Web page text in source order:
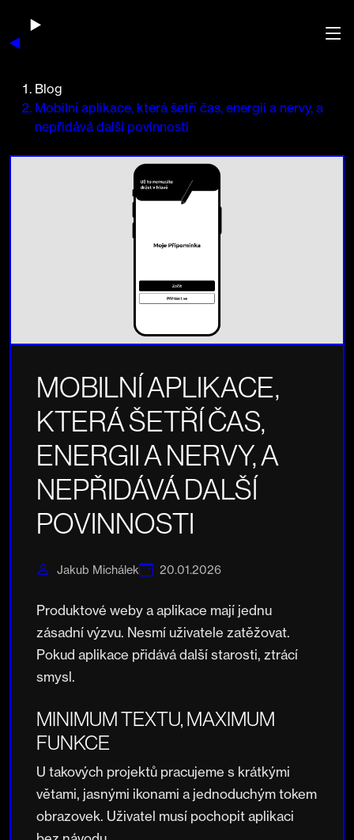
Blog
Mobilní aplikace, která šetří čas, energii a nervy, a
nepřidává další povinnosti
MOBILNÍ APLIKACE,
KTERÁ ŠETŘÍ ČAS,
ENERGII A NERVY, A
NEPŘIDÁVÁ DALŠÍ
POVINNOSTI
Jakub Michálek 20.01.2026
Produktové weby a aplikace mají jednu
zásadní výzvu. Nesmí uživatele zatěžovat.
Pokud aplikace přidává další starosti, ztrácí
smysl.
MINIMUM TEXTU, MAXIMUM
FUNKCE
U takových projektů pracujeme s krátkými
větami, jasnými ikonami a jednoduchým tokem
obrazovek. Uživatel musí pochopit aplikaci